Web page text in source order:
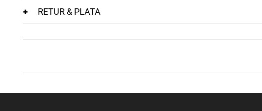
RETUR & PLATA